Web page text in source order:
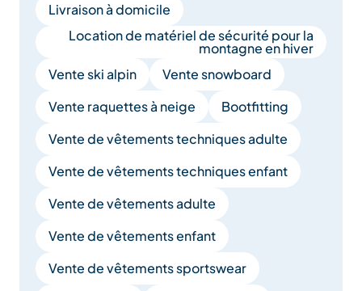
Livraison à domicile
Location de matériel de sécurité pour la
montagne en hiver
Vente ski alpin
Vente snowboard
Vente raquettes à neige
Bootfitting
Vente de vêtements techniques adulte
Vente de vêtements techniques enfant
Vente de vêtements adulte
Vente de vêtements enfant
Vente de vêtements sportswear